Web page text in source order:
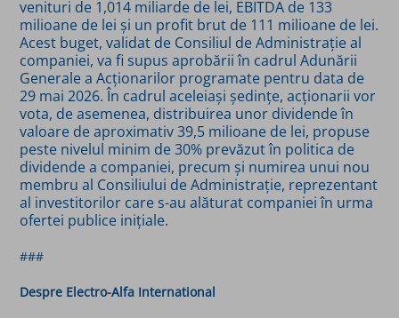
venituri de 1,014 miliarde de lei, EBITDA de 133
milioane de lei și un profit brut de 111 milioane de lei.
Acest buget, validat de Consiliul de Administrație al
companiei, va fi supus aprobării în cadrul Adunării
Generale a Acționarilor programate pentru data de
29 mai 2026. În cadrul aceleiași ședințe, acționarii vor
vota, de asemenea, distribuirea unor dividende în
valoare de aproximativ 39,5 milioane de lei, propuse
peste nivelul minim de 30% prevăzut în politica de
dividende a companiei, precum și numirea unui nou
membru al Consiliului de Administrație, reprezentant
al investitorilor care s-au alăturat companiei în urma
ofertei publice inițiale.
###
Despre Electro-Alfa International